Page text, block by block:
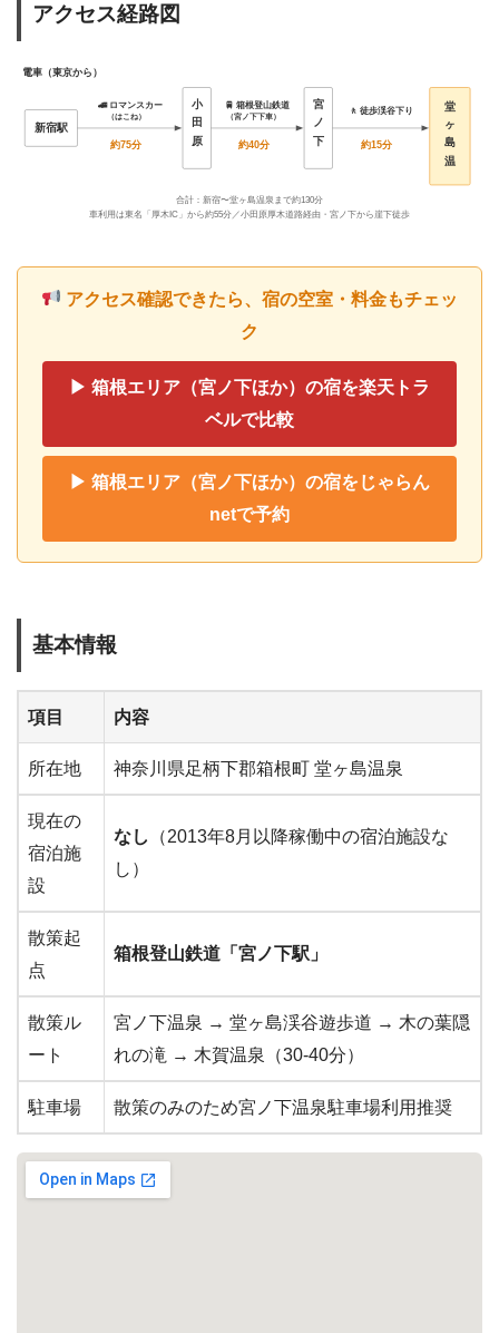
アクセス経路図
電車（東京から）
新宿駅
🚄 ロマンスカー
（はこね）
約75分
小
田
原
🚆 箱根登山鉄道
（宮ノ下下車）
約40分
宮
ノ
下
🚶 徒歩渓谷下り
約15分
堂
ヶ
島
温
合計：新宿〜堂ヶ島温泉まで約130分
車利用は東名「厚木IC」から約55分／小田原厚木道路経由・宮ノ下から崖下徒歩
アクセス確認できたら、宿の空室・料金もチェッ
ク
▶ 箱根エリア（宮ノ下ほか）の宿を楽天トラ
ベルで比較
▶ 箱根エリア（宮ノ下ほか）の宿をじゃらん
netで予約
基本情報
項目 内容
所在地 神奈川県足柄下郡箱根町 堂ヶ島温泉
現在の
宿泊施
設
なし
（2013年8月以降稼働中の宿泊施設な
し）
散策起
点
箱根登山鉄道「宮ノ下駅」
散策ル
ート
宮ノ下温泉 → 堂ヶ島渓谷遊歩道 → 木の葉隠
れの滝 → 木賀温泉（30-40分）
駐車場 散策のみのため宮ノ下温泉駐車場利用推奨